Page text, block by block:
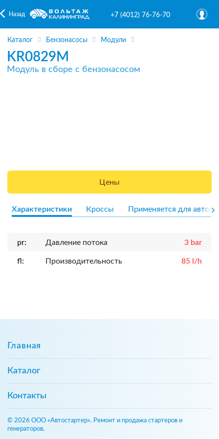
Назад +7 (4012) 76-76-70
Каталог Бензонасосы Модули
KR0829M
Модуль в сборе с бензонасосом
Цены
Характеристики Кроссы Применяется для авто
pr: Давление потока 3 bar
fl: Производительность 85 l/h
Главная
Каталог
Контакты
© 2026 ООО «Автостартер». Ремонт и продажа стартеров и
генераторов.